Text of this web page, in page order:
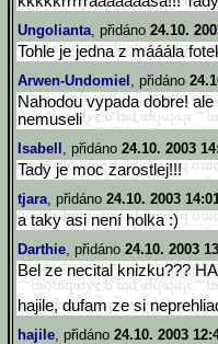
Ungolianta, přidáno 24.10.
Tohle je jedna z mááála
Arwen-Undomiel , přidáno
Nahodou vypada dobre!
nemuseli
Isabell , přidáno 24.10. 2003
Tady je moc zarostlej!!!
tjara, přidáno 24.10. 2003
a taky asi není holka :)
Darthie, přidáno 24.10. 2003
Bel ze necital knizku???
hajile, dufam ze si
hajile, přidáno 24.10. 2003